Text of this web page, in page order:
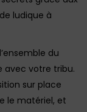
ludique à
du
avec votre tribu.
sur place
le matériel, et